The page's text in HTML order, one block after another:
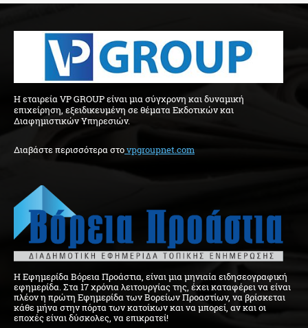
H εταιρεία VP GROUP είναι μια σύγχρονη και δυναμική
επιχείρηση, εξειδικευμένη σε θέματα Εκδοτικών και
Διαφημιστικών Υπηρεσιών.
Διαβάστε περισσότερα στovpgroupnet.com
Η Εφημερίδα Βόρεια Προάστια, είναι μια μηνιαία ειδησεογραφική
εφημερίδα. Στα 17 χρόνια λειτουργίας της, έχει καταφέρει να είναι
πλέον η πρώτη Εφημερίδα των Βορείων Προαστίων, να βρίσκεται
κάθε μήνα στην πόρτα των κατοίκων και να μπορεί, αν και οι
εποχές είναι δύσκολες, να επικρατεί!